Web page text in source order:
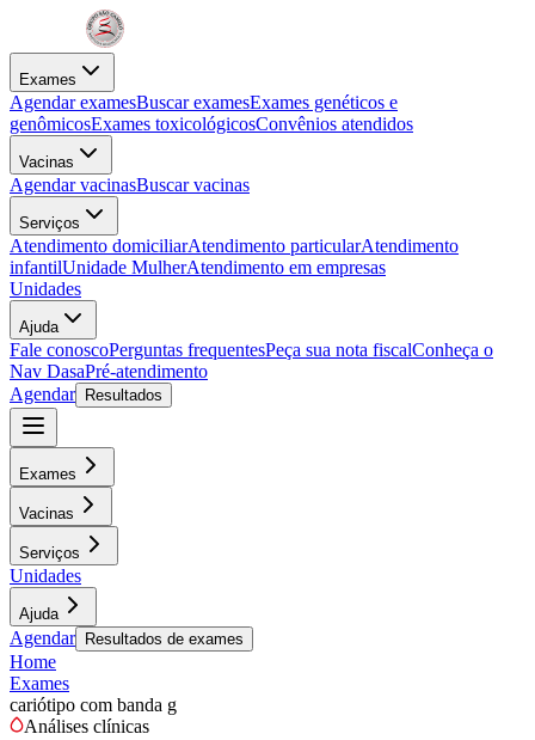
Exames
Agendar examesBuscar examesExames genéticos e
genômicosExames toxicológicosConvênios atendidos
Vacinas
Agendar vacinasBuscar vacinas
Serviços
Atendimento domiciliarAtendimento particularAtendimento
infantilUnidade MulherAtendimento em empresas
Unidades
Ajuda
Fale conoscoPerguntas frequentesPeça sua nota fiscalConheça o
Nav DasaPré-atendimento
Agendar
Resultados
Exames
Vacinas
Serviços
Unidades
Ajuda
Agendar Resultados de exames
Home
Exames
cariótipo com banda g
Análises clínicas